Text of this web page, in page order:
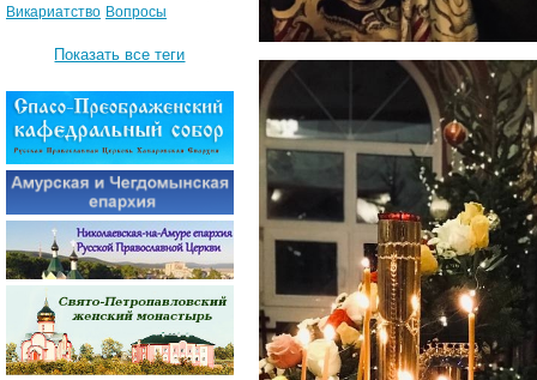
Викариатство Вопросы
Показать все теги